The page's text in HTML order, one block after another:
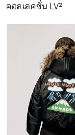
คอลเลคชั่น LV²